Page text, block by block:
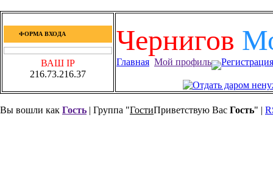
ФОРМА ВХОДА
ВАШ IP
216.73.216.37
Чернигов
Главная Мой профиль Регистрация
Вы вошли как Гость | Группа "ГостиПриветствую Вас Гость" |